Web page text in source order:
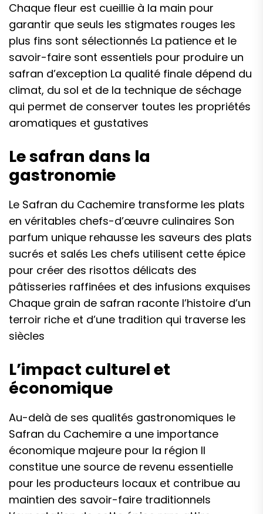
Chaque fleur est cueillie à la main pour
garantir que seuls les stigmates rouges les
plus fins sont sélectionnés La patience et le
savoir-faire sont essentiels pour produire un
safran d’exception La qualité finale dépend du
climat, du sol et de la technique de séchage
qui permet de conserver toutes les propriétés
aromatiques et gustatives
Le safran dans la
gastronomie
Le Safran du Cachemire transforme les plats
en véritables chefs-d’œuvre culinaires Son
parfum unique rehausse les saveurs des plats
sucrés et salés Les chefs utilisent cette épice
pour créer des risottos délicats des
pâtisseries raffinées et des infusions exquises
Chaque grain de safran raconte l’histoire d’un
terroir riche et d’une tradition qui traverse les
siècles
L’impact culturel et
économique
Au-delà de ses qualités gastronomiques le
Safran du Cachemire a une importance
économique majeure pour la région Il
constitue une source de revenu essentielle
pour les producteurs locaux et contribue au
maintien des savoir-faire traditionnels